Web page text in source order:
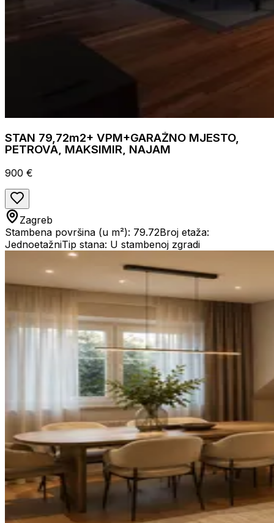
STAN 79,72m2+ VPM+GARAŽNO MJESTO,
PETROVA, MAKSIMIR, NAJAM
900 €
Zagreb
Stambena površina (u m²): 79.72Broj etaža:
JednoetažniTip stana: U stambenoj zgradi